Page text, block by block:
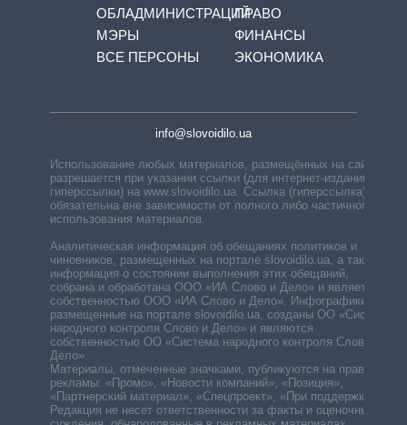
ОБЛАДМИНИСТРАЦИЙ
МЭРЫ
ВСЕ ПЕРСОНЫ
ПРАВО
ФИНАНСЫ
ЭКОНОМИКА
info@slovoidilo.ua
Использование любых материалов, размещённых на сайте,
разрешается при указании ссылки (для интернет-изданий —
гиперссылки) на www.slovoidilo.ua. Ссылка (гиперссылка)
обязательна вне зависимости от полного либо частичного
использования материалов.
Аналитическая информация об обещаниях политиков и
чиновников, размещенных на портале slovoidilo.ua, а также
информация о состоянии выполнения этих обещаний,
собрана и обработана ООО «ИА Слово и Дело» и является
собственностью ООО «ИА Слово и Дело». Инфографики,
размещенные на портале slovoidilo.ua, созданы ОО «Система
народного контроля Слово и Дело» и являются
собственностью ОО «Система народного контроля Слово и
Дело».
Материалы, отмеченные значками, публикуются на правах
рекламы: «Промо», «Новости компаний», «Позиция»,
«Партнерский материал», «Спецпроект», «При поддержке».
Редакция не несет ответственности за факты и оценочные